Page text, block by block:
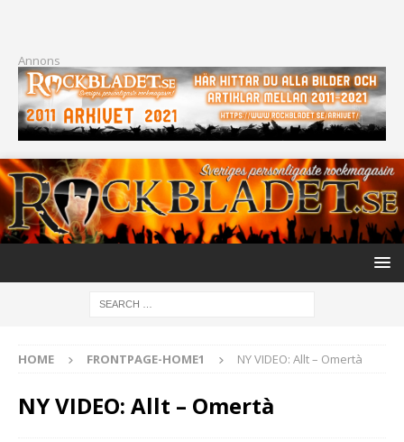
Annons
HOME FRONTPAGE-HOME1 NY VIDEO: Allt – Omertà
NY VIDEO: Allt – Omertà